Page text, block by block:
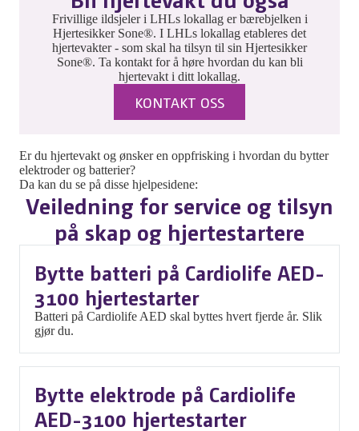
Frivillige ildsjeler i LHLs lokallag er bærebjelken i
Hjertesikker Sone®. I LHLs lokallag etableres det
hjertevakter - som skal ha tilsyn til sin Hjertesikker
Sone®. Ta kontakt for å høre hvordan du kan bli
hjertevakt i ditt lokallag.
KONTAKT OSS
Er du hjertevakt og ønsker en oppfrisking i hvordan du bytter
elektroder og batterier?
Da kan du se på disse hjelpesidene:
Veiledning for service og tilsyn
på skap og hjertestartere
Bytte batteri på Cardiolife AED-
3100 hjertestarter
Batteri på Cardiolife AED skal byttes hvert fjerde år. Slik
gjør du.
Bytte elektrode på Cardiolife
AED-3100 hjertestarter